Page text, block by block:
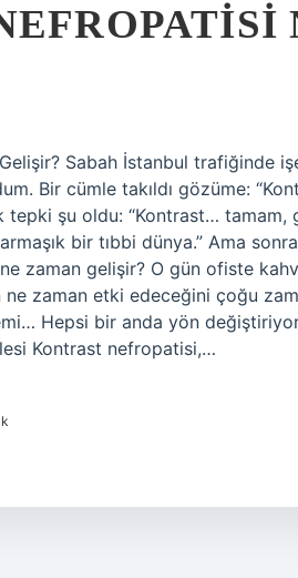
Sabah İstanbul trafiğinde
Bir cümle takıldı gözüme:
tepki şu oldu: “Kontrast…
bir tıbbi dünya.” Ama sonra
zaman gelişir? O gün ofiste
ne zaman etki edeceğini çoğu
Hepsi bir anda yön
Kontrast nefropatisi,…